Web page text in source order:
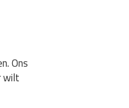
Ons
wilt